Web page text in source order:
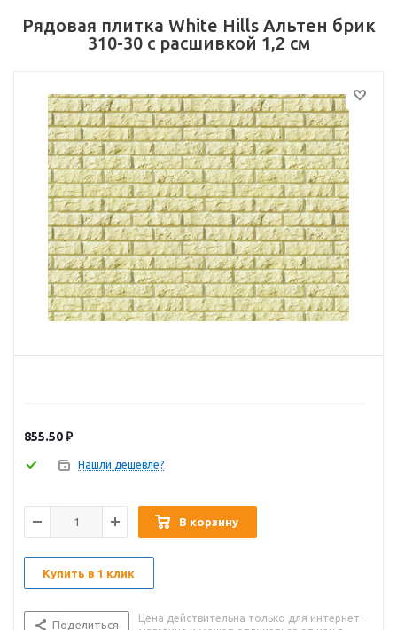
Рядовая плитка White Hills Альтен брик
310-30 с расшивкой 1,2 см
855.50₽
Нашли дешевле?
В корзину
Купить в 1 клик
Поделиться
Цена действительна только для интернет-